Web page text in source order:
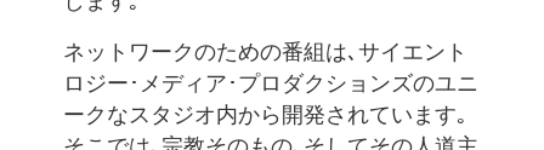
ネットワークのための番組は､サイエント
ロジー･メディア･プロダクションズのユニ
ークなスタジオ内から開発されています｡